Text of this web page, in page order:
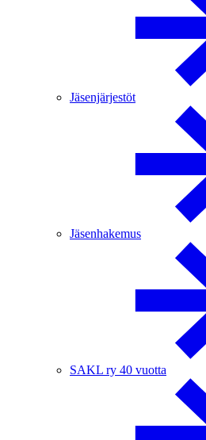
Jäsenjärjestöt
Jäsenhakemus
SAKL ry 40 vuotta